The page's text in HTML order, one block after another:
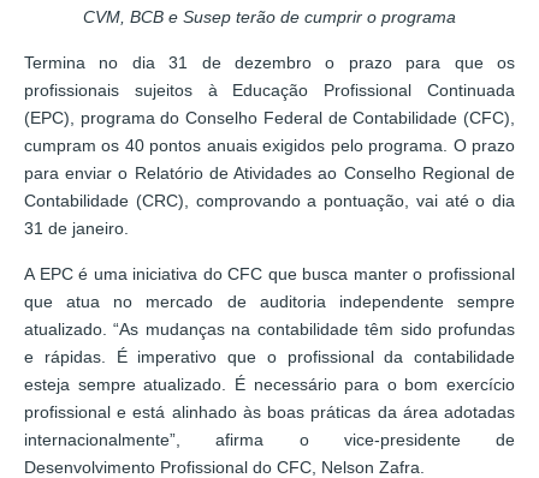
CVM, BCB e Susep terão de cumprir o programa
Termina no dia 31 de dezembro o prazo para que os
profissionais sujeitos à Educação Profissional Continuada
(EPC), programa do Conselho Federal de Contabilidade (CFC),
cumpram os 40 pontos anuais exigidos pelo programa. O prazo
para enviar o Relatório de Atividades ao Conselho Regional de
Contabilidade (CRC), comprovando a pontuação, vai até o dia
31 de janeiro.
A EPC é uma iniciativa do CFC que busca manter o profissional
que atua no mercado de auditoria independente sempre
atualizado. “As mudanças na contabilidade têm sido profundas
e rápidas. É imperativo que o profissional da contabilidade
esteja sempre atualizado. É necessário para o bom exercício
profissional e está alinhado às boas práticas da área adotadas
internacionalmente”, afirma o vice-presidente de
Desenvolvimento Profissional do CFC, Nelson Zafra.